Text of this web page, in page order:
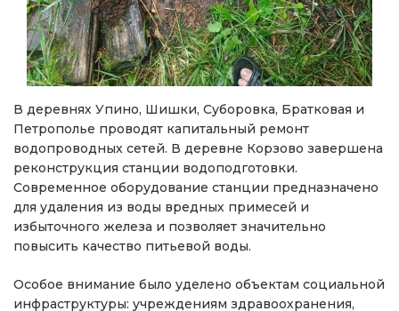
В деревнях Упино, Шишки, Суборовка, Братковая и
Петрополье проводят капитальный ремонт
водопроводных сетей. В деревне Корзово завершена
реконструкция станции водоподготовки.
Современное оборудование станции предназначено
для удаления из воды вредных примесей и
избыточного железа и позволяет значительно
повысить качество питьевой воды.
Особое внимание было уделено объектам социальной
инфраструктуры: учреждениям здравоохранения,